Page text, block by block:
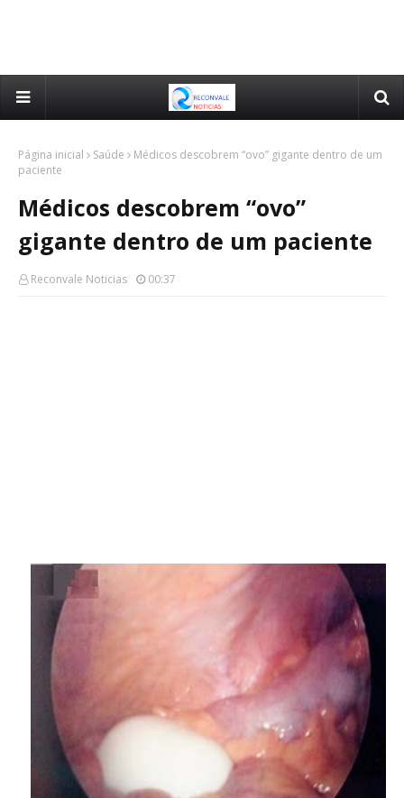
Página inicial Saúde
Médicos descobrem “ovo” gigante dentro de um
paciente
Médicos descobrem “ovo”
gigante dentro de um paciente
Reconvale Noticias 00:37